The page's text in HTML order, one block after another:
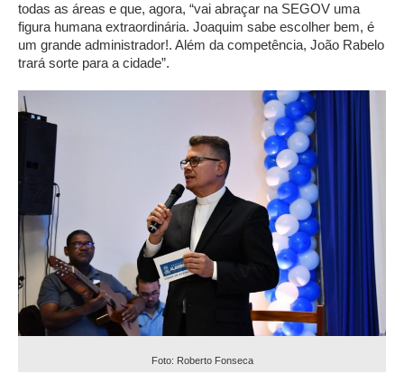
todas as áreas e que, agora, “vai abraçar na SEGOV uma
figura humana extraordinária. Joaquim sabe escolher bem, é
um grande administrador!. Além da competência, João Rabelo
trará sorte para a cidade”.
Foto: Roberto Fonseca